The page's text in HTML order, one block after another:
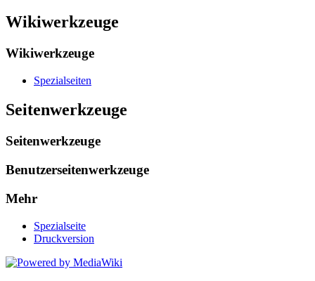
Wikiwerkzeuge
Wikiwerkzeuge
Spezialseiten
Seitenwerkzeuge
Seitenwerkzeuge
Benutzerseitenwerkzeuge
Mehr
Spezialseite
Druckversion